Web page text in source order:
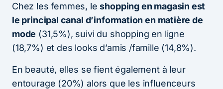
Chez les femmes, leshopping en magasin est
le principal canal d’information en matière de
mode (31,5%), suivi du shopping en ligne
(18,7%) et des looks d’amis /famille (14,8%).
En beauté, elles se fient également à leur
entourage (20%) alors que les influenceurs